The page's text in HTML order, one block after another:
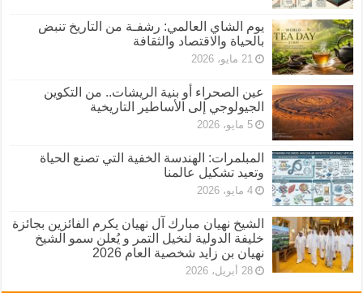
يوم الشاي العالمي: رشفـة من التاريخ تنبض
بالحياة والاقتصاد والثقافة
21 مايو، 2026
عين الصحراء أو بنية الريشات.. من التكوين
الجيولوجي إلى الأساطير التاريخية
5 مايو، 2026
المبلمرات: الهندسة الخفية التي تصنع الحياة
وتعيد تشكيل عالمنا
4 مايو، 2026
الشيخ نهيان مبارك آل نهيان يكرم الفائزين بجائزة
خليفة الدولية لنخيل التمر و يُعلن سمو الشيخ
نهيان بن زايد شخصية العام 2026
28 أبريل، 2026